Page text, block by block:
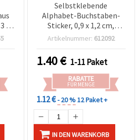
m
Selbstklebende
Alphabet-Buchstaben-
Sticker, 0,9 x 1,2 cm,
silberfarben – 10 Bögen
Artikelnummer: 612092
1.40€ 1-11 Paket
RABATTE
FÜR MENGE
1.12 €- 20 %12 Paket +
IN DEN WARENKORB